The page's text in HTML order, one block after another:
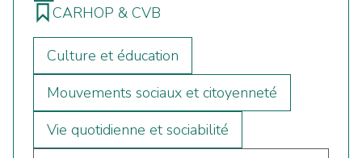
CARHOP & CVB
Culture et éducation
Mouvements sociaux et citoyenneté
Vie quotidienne et sociabilité